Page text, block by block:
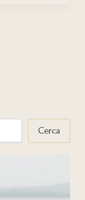
Cerca